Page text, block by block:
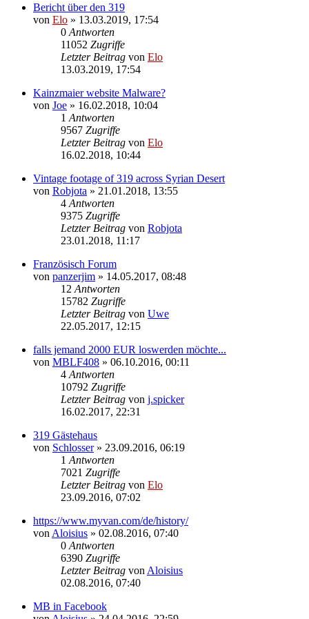
Bericht über den 319
von Elo » 13.03.2019, 17:54
0 Antworten
11052 Zugriffe
Letzter Beitrag von Elo
13.03.2019, 17:54
Kainzmaier website Malware?
von Joe » 16.02.2018, 10:04
1 Antworten
9567 Zugriffe
Letzter Beitrag von Elo
16.02.2018, 10:44
Vintage footage of 319 across Syrian Desert
von Robjota » 21.01.2018, 13:55
4 Antworten
9375 Zugriffe
Letzter Beitrag von Robjota
23.01.2018, 11:17
Französisch Forum
von panzerjim » 14.05.2017, 08:48
12 Antworten
15782 Zugriffe
Letzter Beitrag von Uwe
22.05.2017, 12:15
falls jemand 2000 EUR loswerden möchte...
von MBLF408 » 06.10.2016, 00:11
4 Antworten
10792 Zugriffe
Letzter Beitrag von j.spicker
16.02.2017, 22:31
319 Gästehaus
von Schlosser» 23.09.2016, 06:19
1 Antworten
7021 Zugriffe
Letzter Beitrag von Elo
23.09.2016, 07:02
https://www.myvan.com/de/history/
von Aloisius » 02.08.2016, 07:40
0 Antworten
6390 Zugriffe
Letzter Beitrag von Aloisius
02.08.2016, 07:40
MB in Facebook